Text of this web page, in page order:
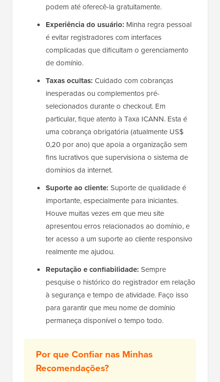
podem até oferecê-la gratuitamente.
Experiência do usuário: Minha regra pessoal
é evitar registradores com interfaces
complicadas que dificultam o gerenciamento
de domínio.
Taxas ocultas: Cuidado com cobranças
inesperadas ou complementos pré-
selecionados durante o checkout. Em
particular, fique atento à Taxa ICANN. Esta é
uma cobrança obrigatória (atualmente US$
0,20 por ano) que apoia a organização sem
fins lucrativos que supervisiona o sistema de
domínios da internet.
Suporte ao cliente: Suporte de qualidade é
importante, especialmente para iniciantes.
Houve muitas vezes em que meu site
apresentou erros relacionados ao domínio, e
ter acesso a um suporte ao cliente responsivo
realmente me ajudou.
Reputação e confiabilidade: Sempre
pesquise o histórico do registrador em relação
à segurança e tempo de atividade. Faço isso
para garantir que meu nome de domínio
permaneça disponível o tempo todo.
Por que Confiar nas Minhas
Recomendações?